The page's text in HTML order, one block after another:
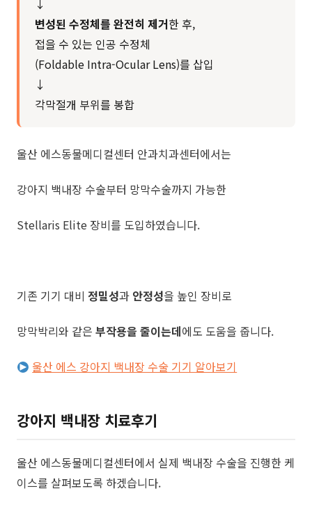
↓
변성된 수정체를 완전히 제거한 후,
접을 수 있는 인공 수정체
(Foldable Intra-Ocular Lens)를 삽입
↓
각막절개 부위를 봉합
울산 에스동물메디컬센터 안과치과센터에서는
강아지 백내장 수술부터 망막수술까지 가능한
Stellaris Elite 장비를 도입하였습니다.
기존 기기 대비 정밀성과 안정성을 높인 장비로
망막박리와 같은 부작용을 줄이는데에도 도움을 줍니다.
울산 에스 강아지 백내장 수술 기기 알아보기
강아지 백내장 치료후기
​울산 에스동물메디컬센터에서 실제 백내장 수술을 진행한 케
이스를 살펴보도록 하겠습니다.